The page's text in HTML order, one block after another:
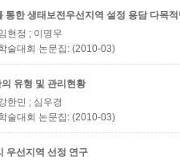
통한 생태보전우선지역 설정 용담 다목
현정 ; 이명우
술대회 논문집: (2010-03)
유형 및 관리현황
한민 ; 심우경
술대회 논문집: (2010-03)
우선지역 선정 연구